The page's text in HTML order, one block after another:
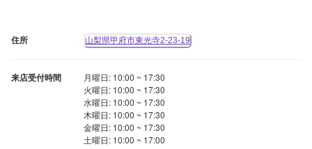
住所 山梨県甲府市東光寺2-23-19
来店受付時間
月曜日: 10:00 ~ 17:30
火曜日: 10:00 ~ 17:30
水曜日: 10:00 ~ 17:30
木曜日: 10:00 ~ 17:30
金曜日: 10:00 ~ 17:30
土曜日: 10:00 ~ 17:00